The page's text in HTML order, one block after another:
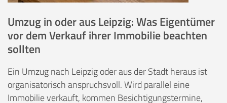
Umzug in oder aus Leipzig: Was Eigentümer
vor dem Verkauf ihrer Immobilie beachten
sollten
Ein Umzug nach Leipzig oder aus der Stadt heraus ist
organisatorisch anspruchsvoll. Wird parallel eine
Immobilie verkauft, kommen Besichtigungstermine,